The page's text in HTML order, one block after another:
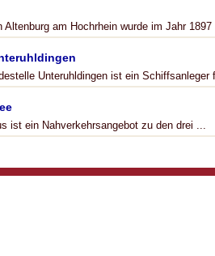
Altenburg am Hochrhein wurde im Jahr
Unteruhldingen ist ein Schiffsanleger
ist ein Nahverkehrsangebot zu den drei ...